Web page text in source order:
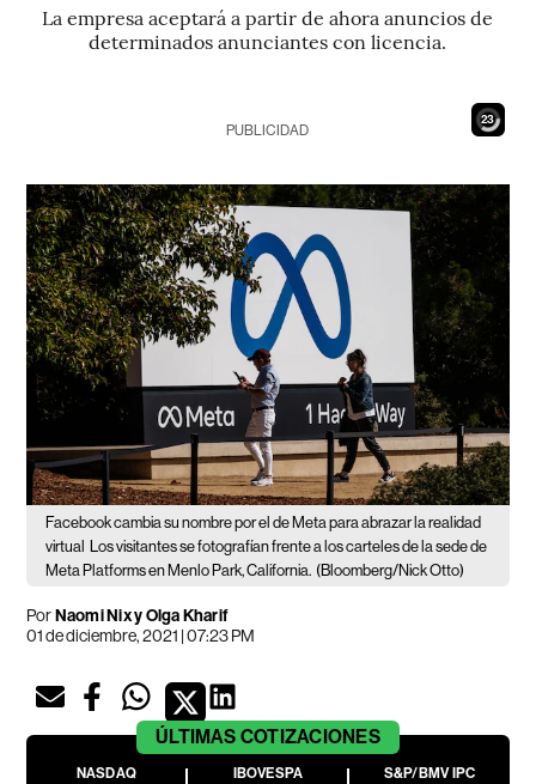
La empresa aceptará a partir de ahora anuncios de
determinados anunciantes con licencia.
22
PUBLICIDAD
Facebook cambia su nombre por el de Meta para abrazar la realidad
virtual Los visitantes se fotografían frente a los carteles de la sede de
Meta Platforms en Menlo Park, California. (Bloomberg/Nick Otto)
PorNaomi Nix y Olga Kharif
01 de diciembre, 2021 | 07:23 PM
ÚLTIMAS COTIZACIONES
NASDAQ
IBOVESPA
S&P/BMV IPC